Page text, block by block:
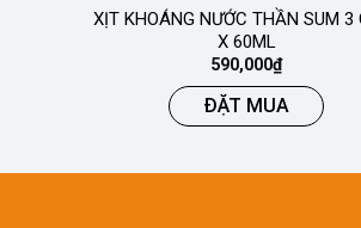
XỊT KHOÁNG NƯỚC THẦN SUM 3
X 60ML
590,000₫
ĐẶT MUA